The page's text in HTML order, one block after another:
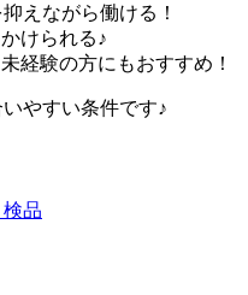
えながら働ける！
けられる♪
経験の方にもおすすめ！
やすい条件です♪
品